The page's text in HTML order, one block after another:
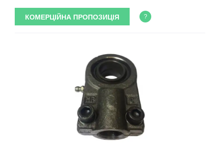
КОМЕРЦІЙНА ПРОПОЗИЦІЯ ?